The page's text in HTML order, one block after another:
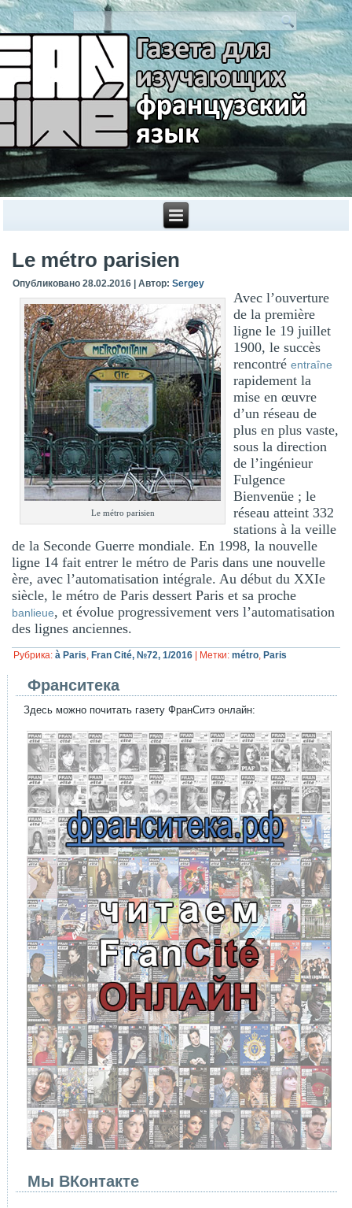
Le métro parisien
Опубликовано 28.02.2016 |Автор: Sergey
Le métro parisien
Avec l’ouverture
de la première
ligne le 19 juillet
1900, le succès
rencontréentraîne
rapidement la
mise en œuvre
d’un réseau de
plus en plus vaste,
sous la direction
de l’ingénieur
Fulgence
Bienvenüe ; le
réseau atteint 332
stations à la veille
de la Seconde Guerre mondiale. En 1998, la nouvelle
ligne 14 fait entrer le métro de Paris dans une nouvelle
ère, avec l’automatisation intégrale. Au début du XXIe
siècle, le métro de Paris dessert Paris et sa proche
banlieue, et évolue progressivement vers l’automatisation
des lignes anciennes.
Рубрика: à Paris, Fran Cité, №72, 1/2016 Метки: métro, Paris
Франситека
Здесь можно почитать газету ФранСитэ онлайн:
Мы ВКонтакте